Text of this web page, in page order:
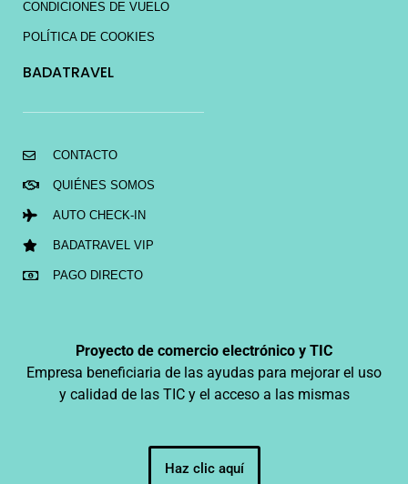
CONDICIONES DE VUELO
POLÍTICA DE COOKIES
BADATRAVEL
CONTACTO
QUIÉNES SOMOS
AUTO CHECK-IN
BADATRAVEL VIP
PAGO DIRECTO
Proyecto de comercio electrónico y TIC
Empresa beneficiaria de las ayudas para mejorar el uso
y calidad de las TIC y el acceso a las mismas
Haz clic aquí